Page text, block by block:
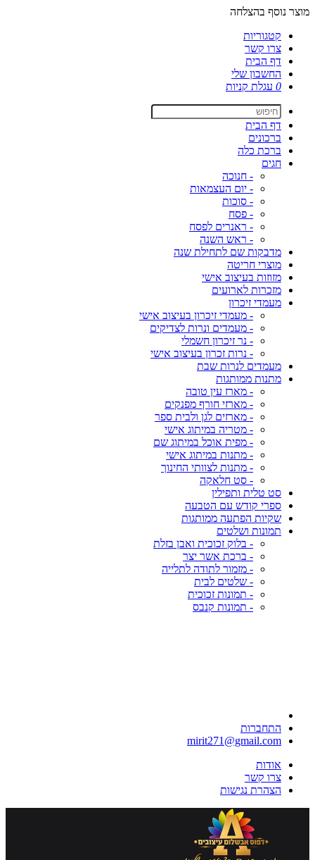
מוצר נוסף בהצלחה
קטגוריות
צרו קשר
דף הבית
החשבון שלי
0 עגלת קניות
דף הבית
ברכונים
ברכת כלה
חגים
- חנוכה
- יום העצמאות
- סוכות
- פסח
- ראנרים לפסח
- ראש השנה
מדבקות שם לתחילת שנה
מוצרי חריטה
מזוזות בעיצוב אישי
מזכרות לארועים
מעמדי זיכרון
- מעמדי זיכרון בעיצוב אישי
- מעמדים ונרות לצדיקים
- נר זיכרון חשמלי
- נרות זכרון בעיצוב אישי
מעמדים לנרות שבת
מתנות ממותגות
- מארז עין טובה
- מארזי חורף מפנקים
- מארזים לגן ולבית ספר
- מטריה במיתוג אישי
- מפית אוכל במיתוג שם
- מתנות במיתוג אישי
- מתנות לצוותי החינוך
- סט חלאקה
סט טלית ותפילין
ספרי קודש עם הטבעה
שקיות הפתעה ממותגות
תמונות ושלטים
- בלוק זכוכית ואבן בזלת
- ברכת אשר יצר
- מזמור לתודה לתלייה
- שלטים לבית
- תמונות זכוכית
- תמונות קנבס
התחברות
mirit271@gmail.com
אודות
צרו קשר
הצהרת נגישות